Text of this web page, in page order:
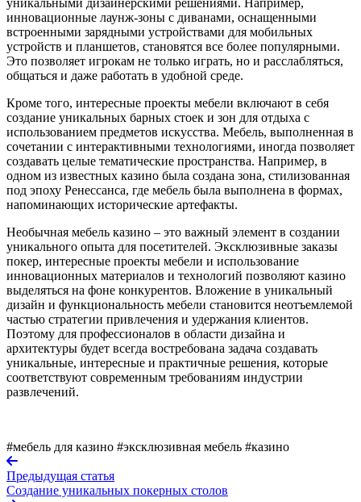
уникальными дизайнерскими решениями. Например,
инновационные лаунж-зоны с диванами, оснащенными
встроенными зарядными устройствами для мобильных
устройств и планшетов, становятся все более популярными.
Это позволяет игрокам не только играть, но и расслабляться,
общаться и даже работать в удобной среде.
Кроме того, интересные проекты мебели включают в себя
создание уникальных барных стоек и зон для отдыха с
использованием предметов искусства. Мебель, выполненная в
сочетании с интерактивными технологиями, иногда позволяет
создавать целые тематические пространства. Например, в
одном из известных казино была создана зона, стилизованная
под эпоху Ренессанса, где мебель была выполнена в формах,
напоминающих исторические артефакты.
Необычная мебель казино – это важный элемент в создании
уникального опыта для посетителей. Эксклюзивные заказы
покер, интересные проекты мебели и использование
инновационных материалов и технологий позволяют казино
выделяться на фоне конкурентов. Вложение в уникальный
дизайн и функциональность мебели становится неотъемлемой
частью стратегии привлечения и удержания клиентов.
Поэтому для профессионалов в области дизайна и
архитектуры будет всегда востребована задача создавать
уникальные, интересные и практичные решения, которые
соответствуют современным требованиям индустрии
развлечений.
#мебель для казино #эксклюзивная мебель #казино
Предыдущая статья
Создание уникальных покерных столов